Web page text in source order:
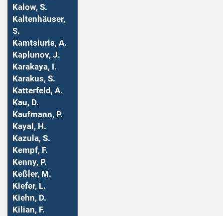
Kalow, S.
Kaltenhäuser,
S.
Kamtsiuris, A.
Kaplunov, J.
Karakaya, I.
Karakus, S.
Katterfeld, A.
Kau, D.
Kaufmann, P.
Kayal, H.
Kazula, S.
Kempf, F.
Kenny, P.
Keßler, M.
Kiefer, L.
Kiehn, D.
Kilian, F.